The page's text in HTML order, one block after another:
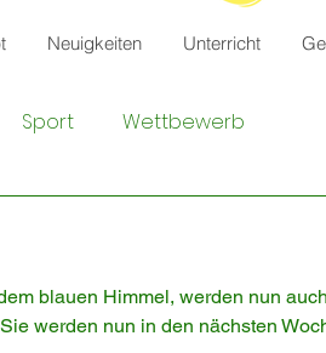
Neuigkeiten Unterricht
Sport Wettbewerb
blauen Himmel, werden nun
werden nun in den nächsten